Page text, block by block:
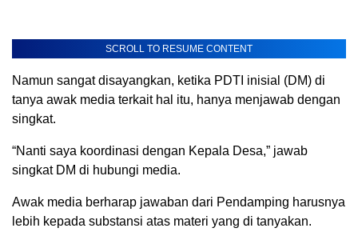
SCROLL TO RESUME CONTENT
Namun sangat disayangkan, ketika PDTI inisial (DM) di
tanya awak media terkait hal itu, hanya menjawab dengan
singkat.
“Nanti saya koordinasi dengan Kepala Desa,” jawab
singkat DM di hubungi media.
Awak media berharap jawaban dari Pendamping harusnya
lebih kepada substansi atas materi yang di tanyakan.